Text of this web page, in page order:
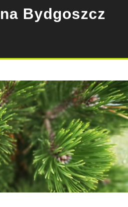
Bydgoszcz